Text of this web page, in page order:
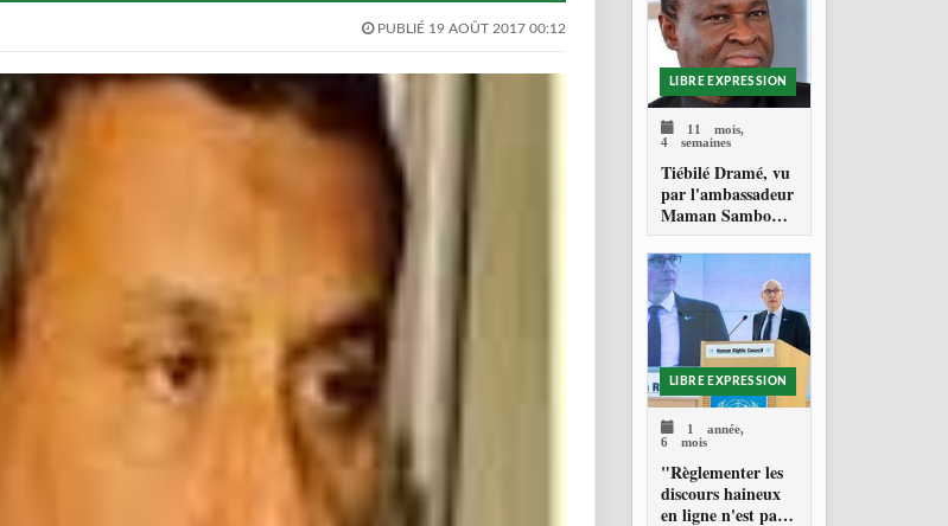
PUBLIÉ 19 AOÛT 2017 00:12
LIBRE EXPRESSION
11 mois,
4 semaines
Tiébilé Dramé, vu
par l'ambassadeur
Maman Sambo
SIDIKOU :
hommage à un
Homme d'Etat - et
une source
d'inspiration
LIBRE EXPRESSION
1 année,
6 mois
"Règlementer les
discours haineux
en ligne n'est pas